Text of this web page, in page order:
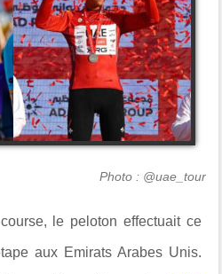
Photo : @uae_tour
le peloton effectuait ce
aux Emirats Arabes Unis.